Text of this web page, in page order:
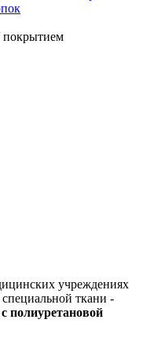
покрытием
учреждениях
ткани -
полиуретановой